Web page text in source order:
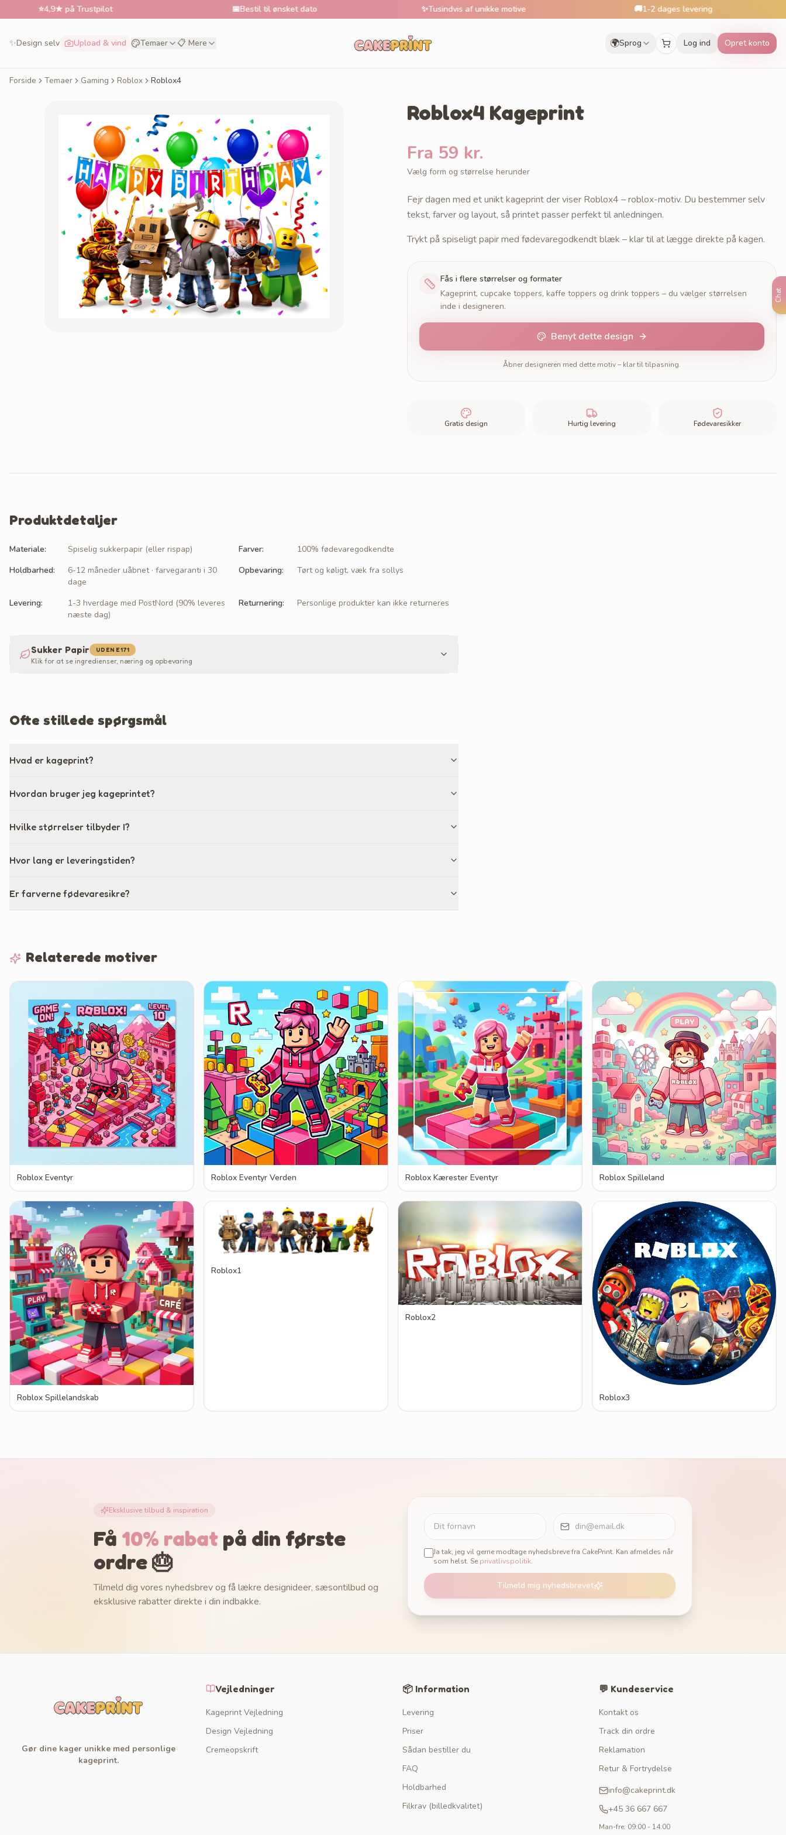
Chat
4,9★ på Trustpilot Bestil til ønsket dato Tusindvis af unikke motive 1-2 dages levering
✨Design selv Upload & vind Temaer 📋 Mere 🌍Sprog Log ind Opret konto
Forside Temaer Gaming Roblox Roblox4
Roblox4 Kageprint
Fra 59 kr.
Vælg form og størrelse herunder
Fejr dagen med et unikt kageprint der viser Roblox4 – roblox-motiv. Du bestemmer selv
tekst, farver og layout, så printet passer perfekt til anledningen.
Trykt på spiseligt papir med fødevaregodkendt blæk – klar til at lægge direkte på kagen.
Fås i flere størrelser og formater
Kageprint, cupcake toppers, kaffe toppers og drink toppers – du vælger størrelsen
inde i designeren.
Benyt dette design
Åbner designeren med dette motiv – klar til tilpasning.
Gratis design Hurtig levering Fødevaresikker
Produktdetaljer
Materiale: Spiselig sukkerpapir (eller rispap) Farver:
100% fødevaregodkendte
Holdbarhed:
6-12 måneder uåbnet · farvegaranti i 30
dage
Opbevaring: Tørt og køligt, væk fra sollys
Levering:
1-3 hverdage med PostNord (90% leveres
næste dag)
Returnering: Personlige produkter kan ikke returneres
Sukker Papir UDEN E171
Klik for at se ingredienser, næring og opbevaring
Ofte stillede spørgsmål
Hvad er kageprint?
Hvordan bruger jeg kageprintet?
Hvilke størrelser tilbyder I?
Hvor lang er leveringstiden?
Er farverne fødevaresikre?
Relaterede motiver
Roblox Eventyr Roblox Eventyr Verden Roblox Kærester Eventyr Roblox Spilleland
Roblox Spillelandskab
Roblox1
Roblox2
Roblox3
Eksklusive tilbud & inspiration
Få 10% rabat på din første
ordre 🎂
Tilmeld dig vores nyhedsbrev og få lækre designideer, sæsontilbud og
eksklusive rabatter direkte i din indbakke.
Ja tak, jeg vil gerne modtage nyhedsbreve fra CakePrint. Kan afmeldes når
som helst. Se privatlivspolitik.
Tilmeld mig nyhedsbrevet
Gør dine kager unikke med personlige
kageprint.
Vejledninger
Kageprint Vejledning
Design Vejledning
Cremeopskrift
📦 Information
Levering
Priser
Sådan bestiller du
FAQ
Holdbarhed
Filkrav (billedkvalitet)
💬 Kundeservice
Kontakt os
Track din ordre
Reklamation
Retur & Fortrydelse
info@cakeprint.dk
+45 36 667 667
Man-fre: 09:00 - 14:00